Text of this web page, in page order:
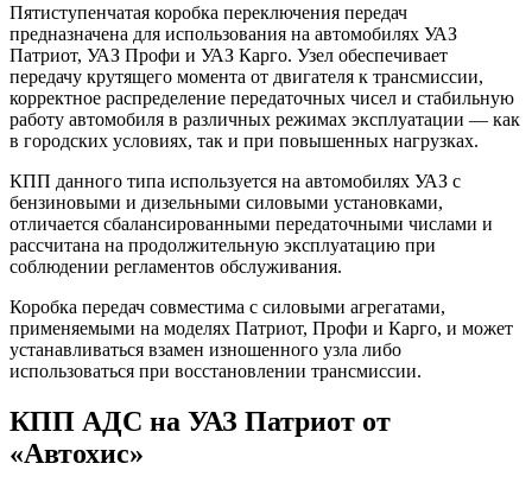
Пятиступенчатая коробка переключения передач
предназначена для использования на автомобилях УАЗ
Патриот, УАЗ Профи и УАЗ Карго. Узел обеспечивает
передачу крутящего момента от двигателя к трансмиссии,
корректное распределение передаточных чисел и стабильную
работу автомобиля в различных режимах эксплуатации — как
в городских условиях, так и при повышенных нагрузках.
КПП данного типа используется на автомобилях УАЗ с
бензиновыми и дизельными силовыми установками,
отличается сбалансированными передаточными числами и
рассчитана на продолжительную эксплуатацию при
соблюдении регламентов обслуживания.
Коробка передач совместима с силовыми агрегатами,
применяемыми на моделях Патриот, Профи и Карго, и может
устанавливаться взамен изношенного узла либо
использоваться при восстановлении трансмиссии.
КПП АДС на УАЗ Патриот от
«Автохис»